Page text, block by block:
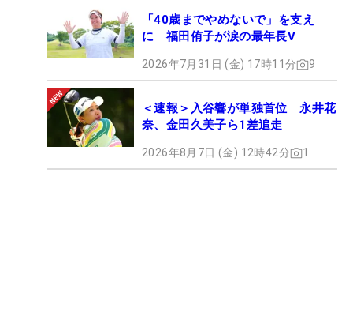
「40歳までやめないで」を支え
に 福田侑子が涙の最年長V
2026年7月31日 (金) 17時11分 9
＜速報＞入谷響が単独首位 永井花
奈、金田久美子ら1差追走
2026年8月7日 (金) 12時42分 1